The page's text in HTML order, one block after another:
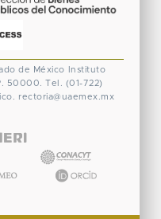
de México
Instituto
50000. Tel. (01-722)
rectoria@uaemex.mx